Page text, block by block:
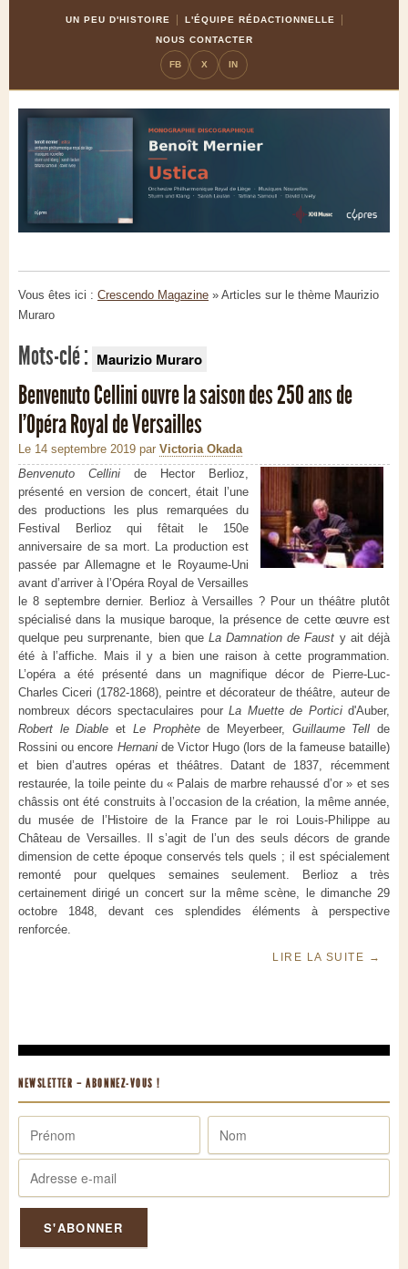
UN PEU D'HISTOIRE
L'ÉQUIPE RÉDACTIONNELLE
NOUS CONTACTER
FB X IN
Vous êtes ici : Crescendo Magazine » Articles sur le thème Maurizio
Muraro
Mots-clé : Maurizio Muraro
Benvenuto Cellini ouvre la saison des 250 ans de
l’Opéra Royal de Versailles
Le 14 septembre 2019 par Victoria Okada
Benvenuto Cellini de Hector Berlioz,
présenté en version de concert, était l’une
des productions les plus remarquées du
Festival Berlioz qui fêtait le 150e
anniversaire de sa mort. La production est
passée par Allemagne et le Royaume-Uni
avant d’arriver à l’Opéra Royal de Versailles
le 8 septembre dernier. Berlioz à Versailles ? Pour un théâtre plutôt
spécialisé dans la musique baroque, la présence de cette œuvre est
quelque peu surprenante, bien que La Damnation de Faust y ait déjà
été à l’affiche. Mais il y a bien une raison à cette programmation.
L’opéra a été présenté dans un magnifique décor de Pierre-Luc-
Charles Ciceri (1782-1868), peintre et décorateur de théâtre, auteur de
nombreux décors spectaculaires pour La Muette de Porticid'Auber,
Robert le Diable et Le Prophètede Meyerbeer, Guillaume Tell de
Rossini ou encore Hernanide Victor Hugo (lors de la fameuse bataille)
et bien d’autres opéras et théâtres. Datant de 1837, récemment
restaurée, la toile peinte du « Palais de marbre rehaussé d’or » et ses
châssis ont été construits à l’occasion de la création, la même année,
du musée de l’Histoire de la France par le roi Louis-Philippe au
Château de Versailles. Il s’agit de l’un des seuls décors de grande
dimension de cette époque conservés tels quels ; il est spécialement
remonté pour quelques semaines seulement. Berlioz a très
certainement dirigé un concert sur la même scène, le dimanche 29
octobre 1848, devant ces splendides éléments à perspective
renforcée.
LIRE LA SUITE →
NEWSLETTER – ABONNEZ-VOUS !